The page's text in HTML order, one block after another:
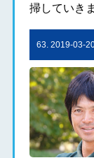
掃していき
63. 2019-03-